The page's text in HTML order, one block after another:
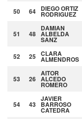
50 64 DIEGOORTIZ
RODRIGUEZ
51 48
DAMIAN
ALBELDA
SANZ
52 25 CLARA
ALMENDROS
53 26
AITOR
ALCEDO
ROMERO
54 43
JAVIER
BARROSO
CATEDRA